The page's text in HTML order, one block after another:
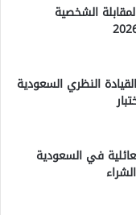
الشخصية
النظري السعودية
في السعودية